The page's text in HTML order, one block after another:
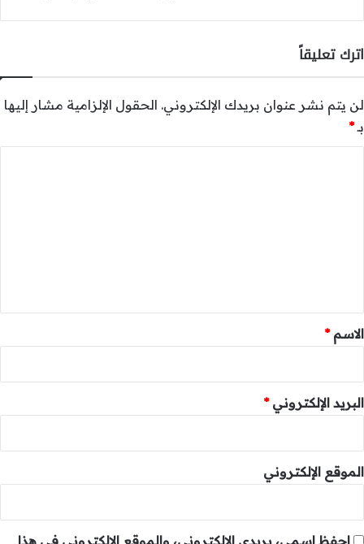
اترك تعليقاً
لن يتم نشر عنوان بريدك الإلكتروني. الحقول الإلزامية مشار إليها
بـ*
*
الاسم*
البريد الإلكتروني*
الموقع الإلكتروني